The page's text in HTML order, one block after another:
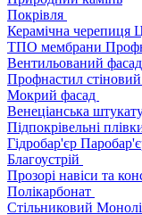
Покрівля
Керамічна черепиця
ТПО мембрани
Вентильований фасад
Профнастил стіновий
Мокрий фасад
Венеціанська
Підпокрівельні
Гідробар'єр
Благоустрій
Прозорі навіси та
Полікарбонат
Стільниковий